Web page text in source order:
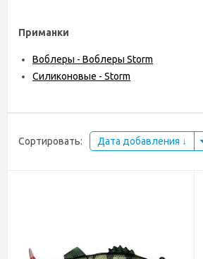
Приманки
Воблеры - Воблеры Storm
Силиконовые - Storm
Сортировать: Дата добавления